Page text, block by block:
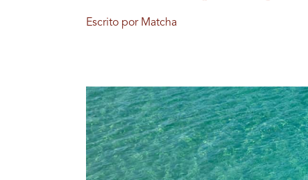
Escrito por Matcha